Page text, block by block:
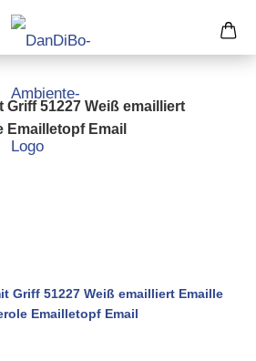
Griff 51227 Weiß emailliert
Emailletopf Email